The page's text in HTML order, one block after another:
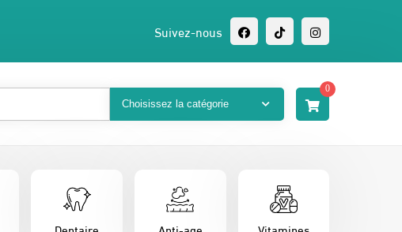
Suivez-nous
0